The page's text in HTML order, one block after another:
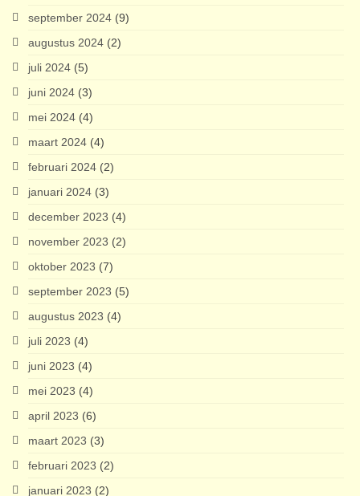
september 2024 (9)
augustus 2024 (2)
juli 2024 (5)
juni 2024 (3)
mei 2024 (4)
maart 2024 (4)
februari 2024 (2)
januari 2024 (3)
december 2023 (4)
november 2023 (2)
oktober 2023 (7)
september 2023 (5)
augustus 2023 (4)
juli 2023 (4)
juni 2023 (4)
mei 2023 (4)
april 2023 (6)
maart 2023 (3)
februari 2023 (2)
januari 2023 (2)